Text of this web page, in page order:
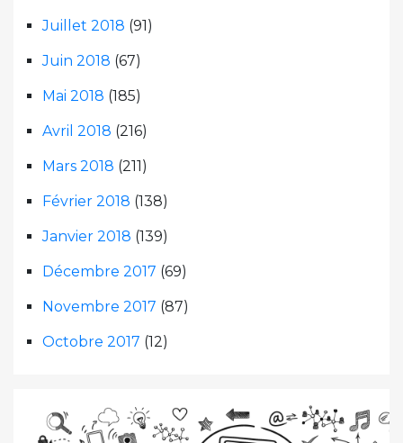
Juillet 2018 (91)
Juin 2018 (67)
Mai 2018 (185)
Avril 2018 (216)
Mars 2018 (211)
Février 2018 (138)
Janvier 2018 (139)
Décembre 2017 (69)
Novembre 2017 (87)
Octobre 2017 (12)